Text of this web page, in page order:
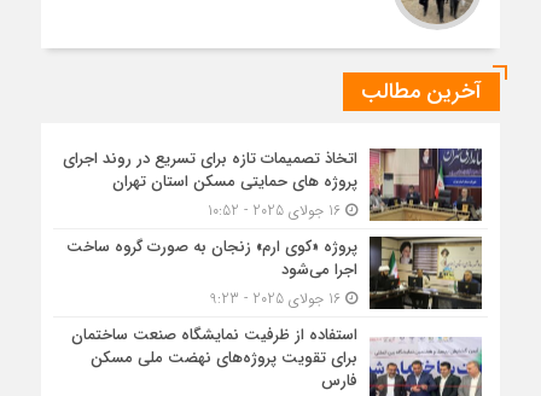
آخرین مطالب
اتخاذ تصمیمات تازه برای تسریع در روند اجرای
پروژه های حمایتی مسکن استان تهران
16 جولای 2025 - 10:52
پروژه «کوی ارم» زنجان به صورت گروه ساخت
اجرا می‌شود
16 جولای 2025 - 9:23
استفاده از ظرفیت نمایشگاه صنعت ساختمان
برای تقویت پروژه‌های نهضت ملی مسکن
فارس